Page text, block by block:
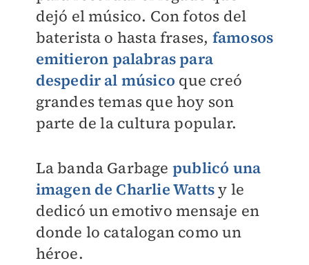
dejó el músico. Con fotos del
baterista o hasta frases, famosos
emitieron palabras para
despedir al músico que creó
grandes temas que hoy son
parte de la cultura popular.
La banda Garbage publicó una
imagen de Charlie Wattsy le
dedicó un emotivo mensaje en
donde lo catalogan como un
héroe.